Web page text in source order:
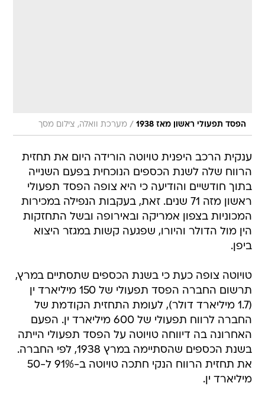
הפסד תפעולי ראשון מאז 1938 / מערכת וואלה, צילום מסך
ענקית הרכב היפנית טויוטה הורידה היום את תחזית
הרווח שלה לשנת הכספים הנוכחית בפעם השנייה
בתוך חודשיים והודיעה כי היא צופה הפסד תפעולי
ראשון מזה 71 שנים. זאת, בעקבות הנפילה במכירות
המכוניות בצפון אמריקה ובאירופה ובשל התחזקות
הין מול הדולר והיורו, שפגעה קשות במגזר היצוא
ביפן.
טויוטה צופה כעת כי בשנת הכספים שתסתיים במרץ,
תרשום החברה הפסד תפעולי של 150 מיליארד ין
(1.7 מיליארד דולר), לעומת התחזית הקודמת של
החברה לרווח תפעולי של 600 מיליארד ין. הפעם
האחרונה בה דיווחה טויוטה על הפסד תפעולי הייתה
בשנת הכספים שהסתיימה במרץ 1938, לפי החברה.
את תחזית הרווח הנקי חתכה טויוטה ב-91% ל-50
מיליארד ין.